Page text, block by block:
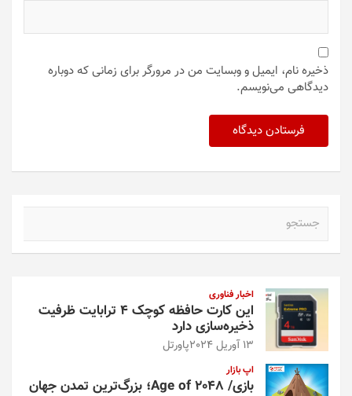
ذخیره نام، ایمیل و وبسایت من در مرورگر برای زمانی که دوباره
دیدگاهی می‌نویسم.
اخبار فناوری
این کارت حافظه کوچک ۴ ترابایت ظرفیت
ذخیره‌سازی دارد
13 آوریل 2024 پاورتل
اپ بازار
بازی/ Age of 2048؛ بزرگ‌ترین تمدن جهان